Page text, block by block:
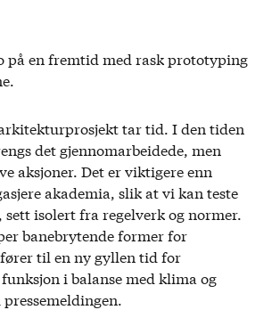
på en fremtid med rask prototyping
tar tid. I den tiden
det gjennomarbeidede, men
aksjoner. Det er viktigere enn
akademia, slik at vi kan teste
sett isolert fra regelverk og normer.
banebrytende former for
til en ny gyllen tid for
i balanse med klima og